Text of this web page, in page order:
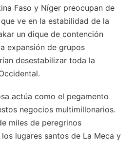
Faso y Níger preocupan de
ve en la estabilidad de la
un dique de contención
expansión de grupos
desestabilizar toda la
actúa como el pegamento
negocios multimillonarios.
miles de peregrinos
lugares santos de La Meca y